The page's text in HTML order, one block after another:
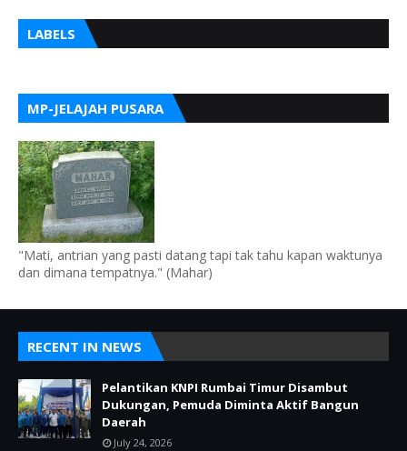
LABELS
MP-JELAJAH PUSARA
"Mati, antrian yang pasti datang tapi tak tahu kapan waktunya
dan dimana tempatnya." (Mahar)
RECENT IN NEWS
Pelantikan KNPI Rumbai Timur Disambut
Dukungan, Pemuda Diminta Aktif Bangun
Daerah
July 24, 2026